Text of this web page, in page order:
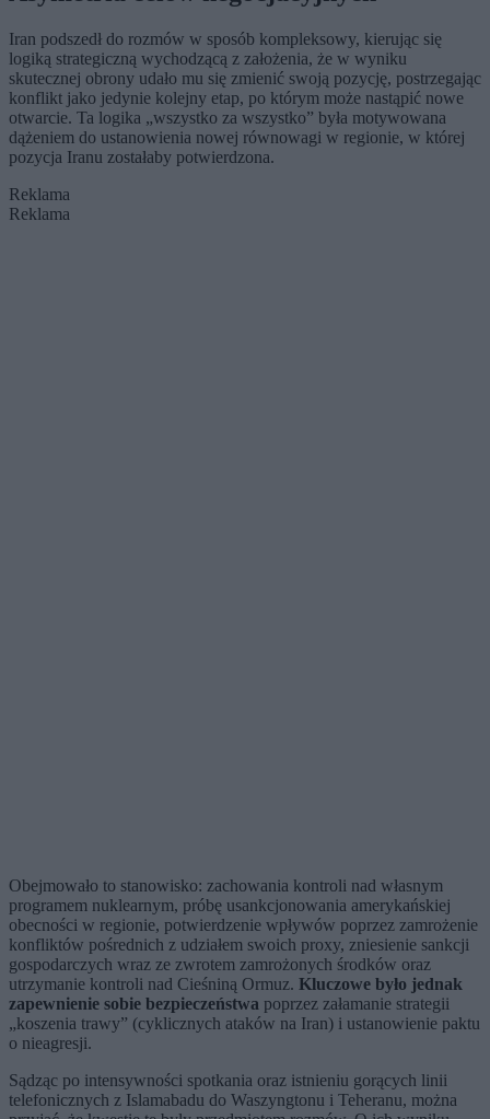
Iran podszedł do rozmów w sposób kompleksowy, kierując się
logiką strategiczną wychodzącą z założenia, że w wyniku
skutecznej obrony udało mu się zmienić swoją pozycję, postrzegając
konflikt jako jedynie kolejny etap, po którym może nastąpić nowe
otwarcie. Ta logika „wszystko za wszystko” była motywowana
dążeniem do ustanowienia nowej równowagi w regionie, w której
pozycja Iranu zostałaby potwierdzona.
Reklama
Reklama
Obejmowało to stanowisko: zachowania kontroli nad własnym
programem nuklearnym, próbę usankcjonowania amerykańskiej
obecności w regionie, potwierdzenie wpływów poprzez zamrożenie
konfliktów pośrednich z udziałem swoich proxy, zniesienie sankcji
gospodarczych wraz ze zwrotem zamrożonych środków oraz
utrzymanie kontroli nad Cieśniną Ormuz. Kluczowe było jednak
zapewnienie sobie bezpieczeństwa poprzez załamanie strategii
„koszenia trawy” (cyklicznych ataków na Iran) i ustanowienie paktu
o nieagresji.
Sądząc po intensywności spotkania oraz istnieniu gorących linii
telefonicznych z Islamabadu do Waszyngtonu i Teheranu, można